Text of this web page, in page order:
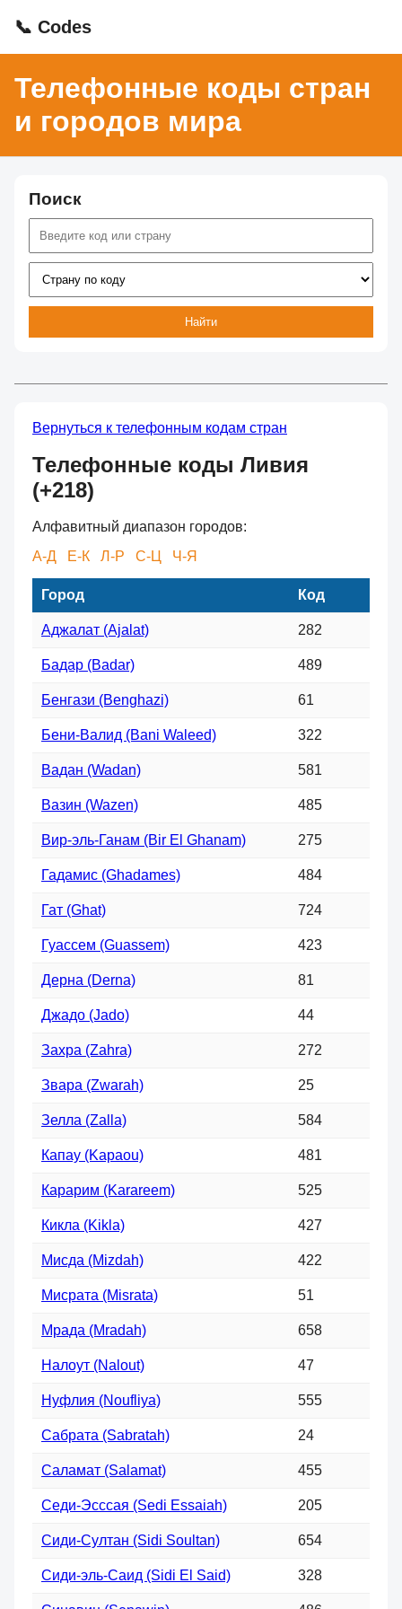
📞 Codes
Телефонные коды стран
и городов мира
Поиск
Найти
Вернуться к телефонным кодам стран
Телефонные коды Ливия
(+218)
Алфавитный диапазон городов:
А-Д
Е-К Л-Р С-Ц Ч-Я
Город Код
Аджалат (Ajalat) 282
Бадар (Badar) 489
Бенгази (Benghazi) 61
Бени-Валид (Bani Waleed) 322
Вадан (Wadan) 581
Вазин (Wazen) 485
Вир-эль-Ганам (Bir El Ghanam) 275
Гадамис (Ghadames) 484
Гат (Ghat) 724
Гуассем (Guassem) 423
Дерна (Derna) 81
Джадо (Jado) 44
Захра (Zahra) 272
Звара (Zwarah) 25
Зелла (Zalla) 584
Капау (Kapaou) 481
Карарим (Karareem) 525
Кикла (Kikla) 427
Мисда (Mizdah) 422
Мисрата (Misrata) 51
Мрада (Mradah) 658
Налоут (Nalout) 47
Нуфлия (Noufliya) 555
Сабрата (Sabratah) 24
Саламат (Salamat) 455
Седи-Эсссая (Sedi Essaiah) 205
Сиди-Султан (Sidi Soultan) 654
Сиди-эль-Саид (Sidi El Said) 328